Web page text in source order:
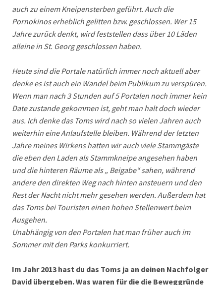
auch zu einem Kneipensterben geführt. Auch die
Pornokinos erheblich gelitten bzw. geschlossen. Wer 15
Jahre zurück denkt, wird feststellen dass über 10 Läden
alleine in St. Georg geschlossen haben.
Heute sind die Portale natürlich immer noch aktuell aber
denke es ist auch ein Wandel beim Publikum zu verspüren.
Wenn man nach 3 Stunden auf 5 Portalen noch immer kein
Date zustande gekommen ist, geht man halt doch wieder
aus. Ich denke das Toms wird nach so vielen Jahren auch
weiterhin eine Anlaufstelle bleiben. Während der letzten
Jahre meines Wirkens hatten wir auch viele Stammgäste
die eben den Laden als Stammkneipe angesehen haben
und die hinteren Räume als „ Beigabe“ sahen, während
andere den direkten Weg nach hinten ansteuern und den
Rest der Nacht nicht mehr gesehen werden. Außerdem hat
das Toms bei Touristen einen hohen Stellenwert beim
Ausgehen.
Unabhängig von den Portalen hat man früher auch im
Sommer mit den Parks konkurriert.
Im Jahr 2013 hast du das Toms ja an deinen Nachfolger
David übergeben. Was waren für die die Beweggründe